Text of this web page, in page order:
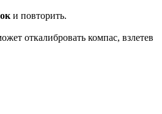
и повторить.
откалибровать компас, взлетев